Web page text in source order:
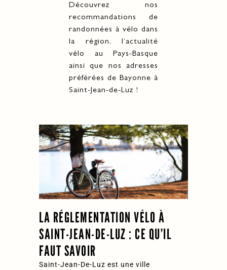
randonnées à vélo dans la région, l’actualité
vélo au Pays-Basque ainsi que nos adresses
préférées de Bayonne à Saint-Jean-de-Luz !
Découvrez nos
recommandations de
randonnées à vélo dans
la région, l’actualité
vélo au Pays-Basque
ainsi que nos adresses
préférées de Bayonne à
Saint-Jean-de-Luz !
LA RÉGLEMENTATION VÉLO À
SAINT-JEAN-DE-LUZ : CE QU’IL
FAUT SAVOIR
Saint-Jean-De-Luz est une ville